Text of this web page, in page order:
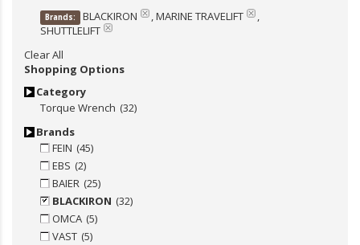
Brands: BLACKIRON , MARINE TRAVELIFT
,
SHUTTLELIFT
Clear All
Shopping Options
Category
Torque Wrench (32)
Brands
FEIN (45)
EBS (2)
BAIER (25)
BLACKIRON (32)
OMCA (5)
VAST (5)